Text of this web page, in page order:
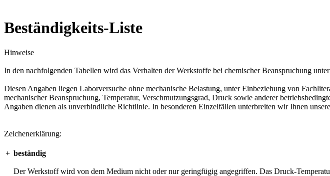
Beständigkeits-Liste
Hinweise
In den nachfolgenden Tabellen wird das Verhalten der Werkstoffe bei chemischer Beanspruchung
Diesen Angaben liegen Laborversuche ohne mechanische Belastung, unter Einbeziehung von
mechanischer Beanspruchung, Temperatur, Verschmutzungsgrad, Druck sowie anderer
Angaben dienen als unverbindliche Richtlinie. In besonderen Einzelfällen unterbreiten wir Ihnen
Zeichenerklärung:
+ beständig
Der Werkstoff wird von dem Medium nicht oder nur geringfügig angegriffen. Das Druck-